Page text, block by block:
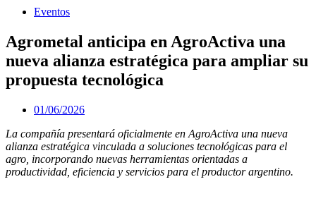
Eventos
Agrometal anticipa en AgroActiva una
nueva alianza estratégica para ampliar su
propuesta tecnológica
01/06/2026
La compañía presentará oficialmente en AgroActiva una nueva
alianza estratégica vinculada a soluciones tecnológicas para el
agro, incorporando nuevas herramientas orientadas a
productividad, eficiencia y servicios para el productor argentino.